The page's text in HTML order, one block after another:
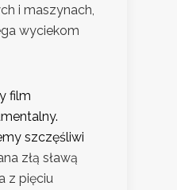
i maszynach,
wyciekom
film
szczęśliwi
złą sławą
z pięciu